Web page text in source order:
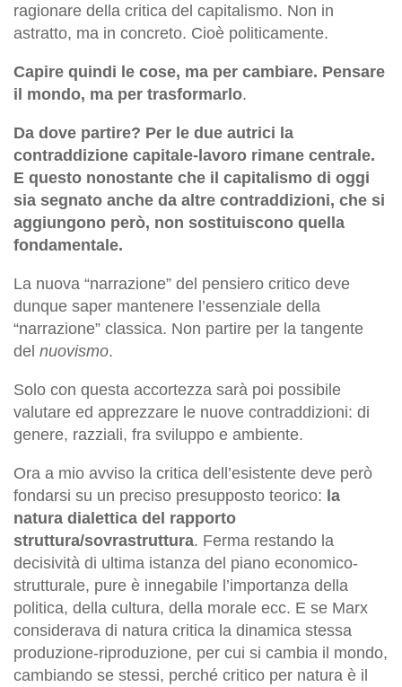
ragionare della critica del capitalismo. Non in
astratto, ma in concreto. Cioè politicamente.
Capire quindi le cose, ma per cambiare. Pensare
il mondo, ma per trasformarlo.
Da dove partire? Per le due autrici la
contraddizione capitale-lavoro rimane centrale.
E questo nonostante che il capitalismo di oggi
sia segnato anche da altre contraddizioni, che si
aggiungono però, non sostituiscono quella
fondamentale.
La nuova “narrazione” del pensiero critico deve
dunque saper mantenere l’essenziale della
“narrazione” classica. Non partire per la tangente
del nuovismo.
Solo con questa accortezza sarà poi possibile
valutare ed apprezzare le nuove contraddizioni: di
genere, razziali, fra sviluppo e ambiente.
Ora a mio avviso la critica dell’esistente deve però
fondarsi su un preciso presupposto teorico: la
natura dialettica del rapporto
struttura/sovrastruttura. Ferma restando la
decisività di ultima istanza del piano economico-
strutturale, pure è innegabile l’importanza della
politica, della cultura, della morale ecc. E se Marx
considerava di natura critica la dinamica stessa
produzione-riproduzione, per cui si cambia il mondo,
cambiando se stessi, perché critico per natura è il